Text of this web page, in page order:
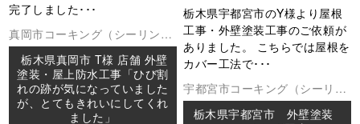
完了しました･･･
栃木県宇都宮市のY様より屋根
工事・外壁塗装工事のご依頼が
ありました。 こちらでは屋根を
カバー工法で･･･
真岡市コーキング（シーリング
外壁塗装屋上防水屋根塗装防水
工事
栃木県真岡市 T様 店舗 外壁
塗装・屋上防水工事「ひび割
れの跡が気になっていました
が、とてもきれいにしてくれ
ました」
宇都宮市コーキング（シーリン
グ外壁塗装防水工事
栃木県宇都宮市 外壁塗装